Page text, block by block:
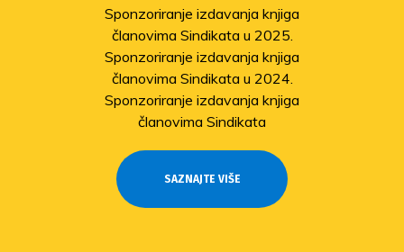
Sponzoriranje izdavanja knjiga
članovima Sindikata u 2025.
Sponzoriranje izdavanja knjiga
članovima Sindikata u 2024.
Sponzoriranje izdavanja knjiga
članovima Sindikata
SAZNAJTE VIŠE